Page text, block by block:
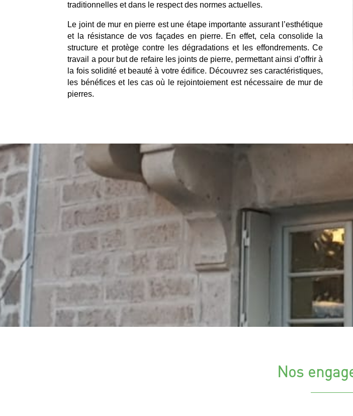
traditionnelles et dans le respect des normes actuelles.
Le joint de mur en pierre est une étape importante assurant l’esthétique
et la résistance de vos façades en pierre. En effet, cela consolide la
structure et protège contre les dégradations et les effondrements. Ce
travail a pour but de refaire les joints de pierre, permettant ainsi d’offrir à
la fois solidité et beauté à votre édifice. Découvrez ses caractéristiques,
les bénéfices et les cas où le rejointoiement est nécessaire de mur de
pierres.
Nos